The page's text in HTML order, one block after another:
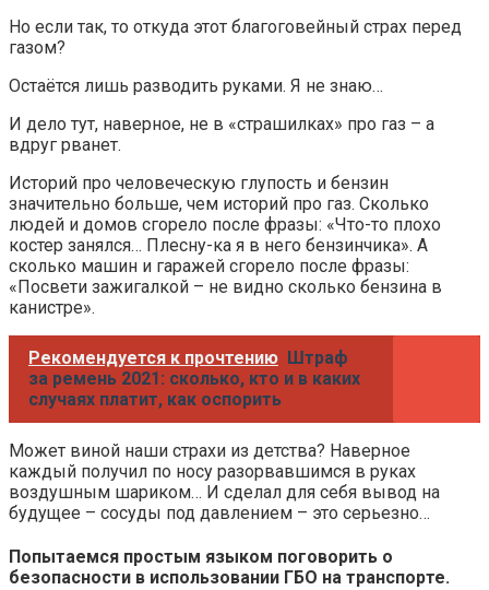
Но если так, то откуда этот благоговейный страх перед
газом?
Остаётся лишь разводить руками. Я не знаю…
И дело тут, наверное, не в «страшилках» про газ – а
вдруг рванет.
Историй про человеческую глупость и бензин
значительно больше, чем историй про газ. Сколько
людей и домов сгорело после фразы: «Что-то плохо
костер занялся… Плесну-ка я в него бензинчика». А
сколько машин и гаражей сгорело после фразы:
«Посвети зажигалкой – не видно сколько бензина в
канистре».
Рекомендуется к прочтению Штраф
за ремень 2021: сколько, кто и в каких
случаях платит, как оспорить
Может виной наши страхи из детства? Наверное
каждый получил по носу разорвавшимся в руках
воздушным шариком… И сделал для себя вывод на
будущее – сосуды под давлением – это серьезно…
Попытаемся простым языком поговорить о
безопасности в использовании ГБО на транспорте.